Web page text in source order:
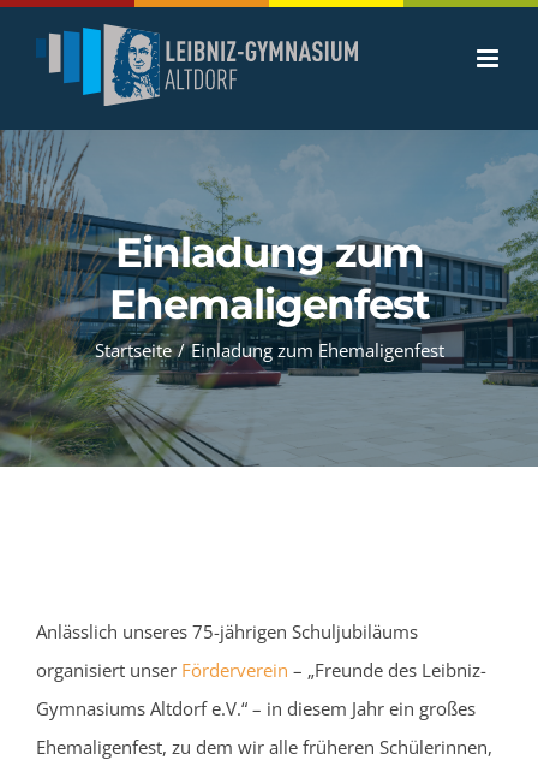
Inhalt
Einladung zum
Ehemaligenfest
Startseite / Einladung zum Ehemaligenfest
Anlässlich unseres 75-jährigen Schuljubiläums
organisiert unser Förderverein – „Freunde des Leibniz-
Gymnasiums Altdorf e.V.“ – in diesem Jahr ein großes
Ehemaligenfest, zu dem wir alle früheren Schülerinnen,